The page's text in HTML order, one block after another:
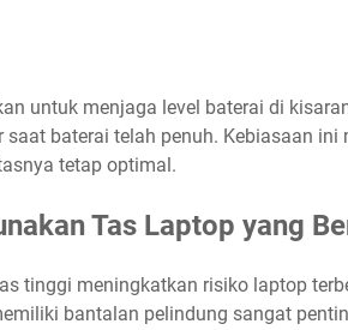
untuk menjaga level baterai di
saat baterai telah penuh. Kebiasaan
tetap optimal.
Tas Laptop yang
tinggi meningkatkan risiko laptop
bantalan pelindung sangat